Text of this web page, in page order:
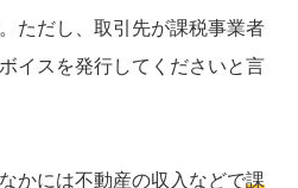
ただし、取引先が課税事業者
イスを発行してくださいと言
かには不動産の収入などで課